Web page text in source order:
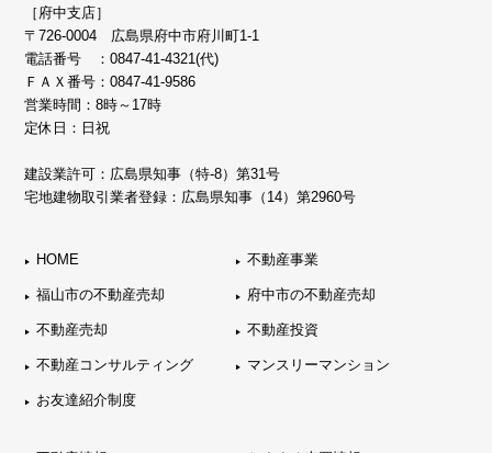
［府中支店］
〒726-0004 広島県府中市府川町1-1
電話番号 ：0847-41-4321(代)
ＦＡＸ番号：0847-41-9586
営業時間：8時～17時
定休日：日祝
建設業許可：広島県知事（特-8）第31号
宅地建物取引業者登録：広島県知事（14）第2960号
HOME 不動産事業
福山市の不動産売却 府中市の不動産売却
不動産売却 不動産投資
不動産コンサルティング マンスリーマンション
お友達紹介制度